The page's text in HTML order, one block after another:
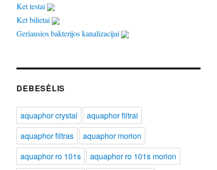
Ket testai
Ket bilietai
Geriausios bakterijos kanalizacijai
DEBESĖLIS
aquaphor crystal
aquaphor filtrai
aquaphor filtras
aquaphor morion
aquaphor ro 101s
aquaphor ro 101s morion